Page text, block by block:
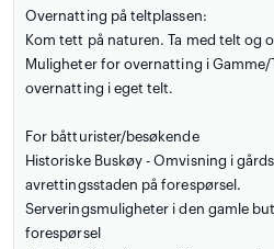
Overnatting på teltplassen:
Kom tett på naturen. Ta med telt og
Muligheter for overnatting i
overnatting i eget telt.
For båtturister/besøkende
Historiske Buskøy - Omvisning i
avrettingsstaden på forespørsel.
Serveringsmuligheter i den gamle
forespørsel